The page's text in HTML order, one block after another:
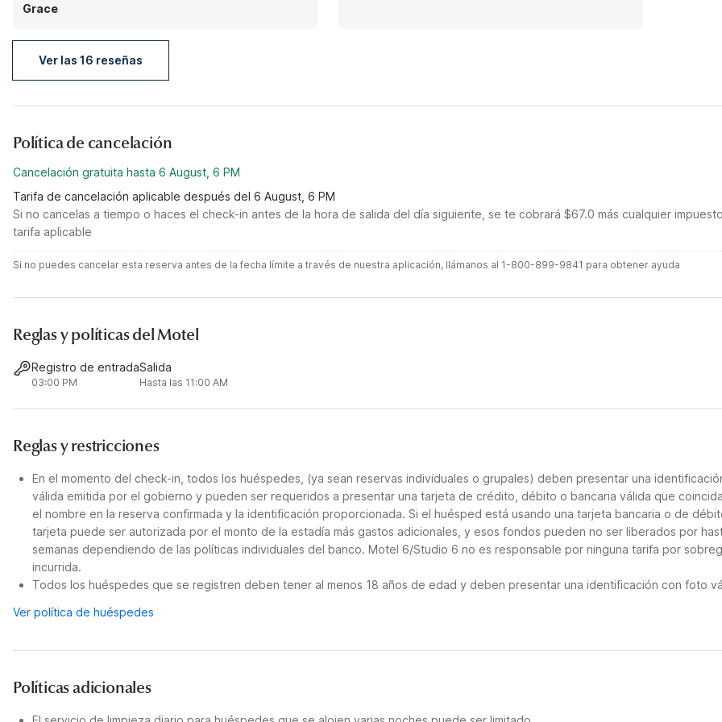
Grace
Ver las 16 reseñas
Política de cancelación
Cancelación gratuita hasta 6 August, 6 PM
Tarifa de cancelación aplicable después del 6 August, 6 PM
Si no cancelas a tiempo o haces el check-in antes de la hora de salida del día siguiente, se te cobrará $67.0 más cualquier
tarifa aplicable
Si no puedes cancelar esta reserva antes de la fecha límite a través de nuestra aplicación, llámanos al 1-800-899-9841 para obtener ayuda
Reglas y políticas del Motel
Registro de entrada
03:00 PM
Salida
Hasta las 11:00 AM
Reglas y restricciones
En el momento del check-in, todos los huéspedes, (ya sean reservas individuales o grupales) deben presentar una
válida emitida por el gobierno y pueden ser requeridos a presentar una tarjeta de crédito, débito o bancaria válida que
el nombre en la reserva confirmada y la identificación proporcionada. Si el huésped está usando una tarjeta bancaria o de
tarjeta puede ser autorizada por el monto de la estadía más gastos adicionales, y esos fondos pueden no ser liberados por
semanas dependiendo de las políticas individuales del banco. Motel 6/Studio 6 no es responsable por ninguna tarifa por
incurrida.
Todos los huéspedes que se registren deben tener al menos 18 años de edad y deben presentar una identificación con foto
Ver política de huéspedes
Políticas adicionales